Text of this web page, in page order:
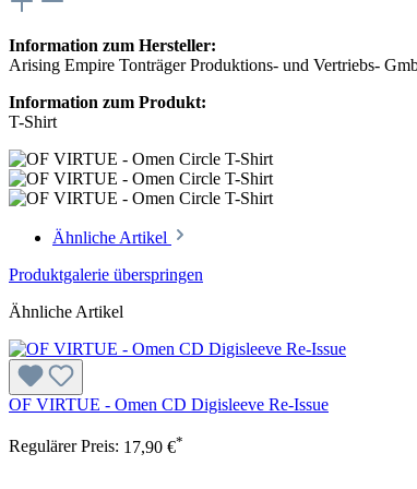
Information zum Hersteller:
Arising Empire Tonträger Produktions- und Vertriebs-
Information zum Produkt:
T-Shirt
Ähnliche Artikel
Produktgalerie überspringen
Ähnliche Artikel
OF VIRTUE - Omen CD Digisleeve Re-Issue
Regulärer Preis: 17,90 €*